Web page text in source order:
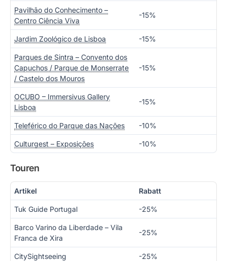
Pavilhão do Conhecimento –
Centro Ciência Viva
-15%
Jardim Zoológico de Lisboa -15%
Parques de Sintra – Convento dos
Capuchos / Parque de Monserrate
/ Castelo dos Mouros
-15%
OCUBO – Immersivus Gallery
Lisboa
-15%
Teleférico do Parque das Nações -10%
Culturgest – Exposições -10%
Touren
Artikel Rabatt
Tuk Guide Portugal -25%
Barco Varino da Liberdade – Vila
Franca de Xira
-25%
CitySightseeing -25%